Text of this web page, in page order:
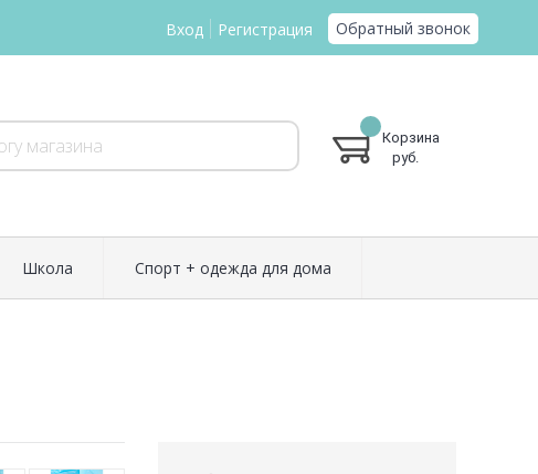
Вход Регистрация Обратный звонок
Корзина
руб.
Школа Спорт + одежда для дома